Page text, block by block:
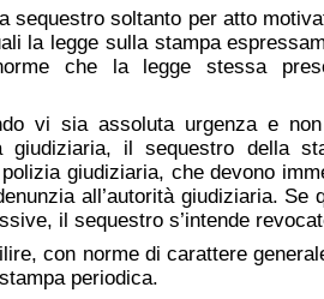
sequestro soltanto per atto
la legge sulla stampa
che la legge stessa
vi sia assoluta urgenza e
giudiziaria, il sequestro della
giudiziaria, che devono
all’autorità giudiziaria. Se
il sequestro s’intende
con norme di carattere
periodica.